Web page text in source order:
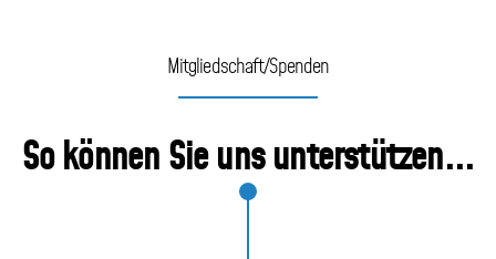
Frauenhaus
Mitgliedschaft/Spenden
So können Sie uns unterstützen...